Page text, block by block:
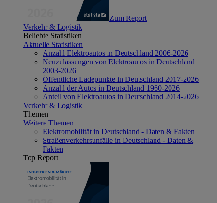
Zum Report
Verkehr & Logistik
Beliebte Statistiken
Aktuelle Statistiken
Anzahl Elektroautos in Deutschland 2006-2026
Neuzulassungen von Elektroautos in Deutschland
2003-2026
Öffentliche Ladepunkte in Deutschland 2017-2026
Anzahl der Autos in Deutschland 1960-2026
Anteil von Elektroautos in Deutschland 2014-2026
Verkehr & Logistik
Themen
Weitere Themen
Elektromobilität in Deutschland - Daten & Fakten
Straßenverkehrsunfälle in Deutschland - Daten &
Fakten
Top Report